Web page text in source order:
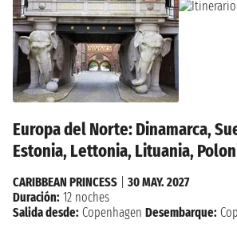
Europa del Norte: Dinamarca,
Estonia, Lettonia, Lituania,
CARIBBEAN PRINCESS
30 MAY. 2027
Duración: 12 noches
Salida desde: Copenhagen Desembarque: